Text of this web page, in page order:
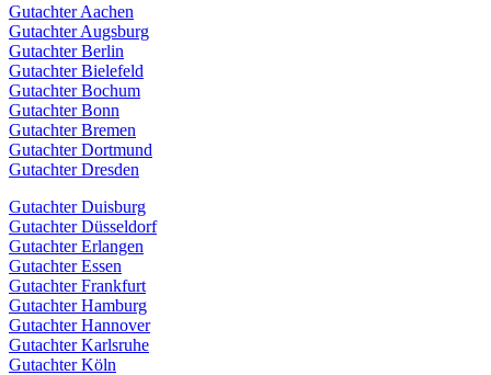
Gutachter Aachen
Gutachter Augsburg
Gutachter Berlin
Gutachter Bielefeld
Gutachter Bochum
Gutachter Bonn
Gutachter Bremen
Gutachter Dortmund
Gutachter Dresden
Gutachter Duisburg
Gutachter Düsseldorf
Gutachter Erlangen
Gutachter Essen
Gutachter Frankfurt
Gutachter Hamburg
Gutachter Hannover
Gutachter Karlsruhe
Gutachter Köln